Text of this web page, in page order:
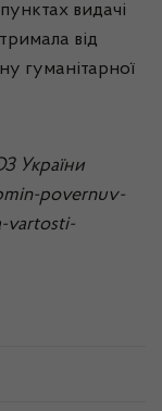
видачі
від
гуманітарної
України
povernuv-
vartosti-